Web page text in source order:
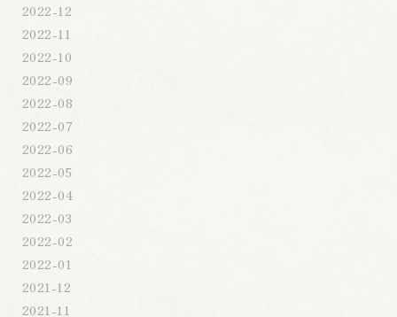
2022-12
2022-11
2022-10
2022-09
2022-08
2022-07
2022-06
2022-05
2022-04
2022-03
2022-02
2022-01
2021-12
2021-11